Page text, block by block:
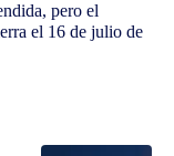
pero el
el 16 de julio de